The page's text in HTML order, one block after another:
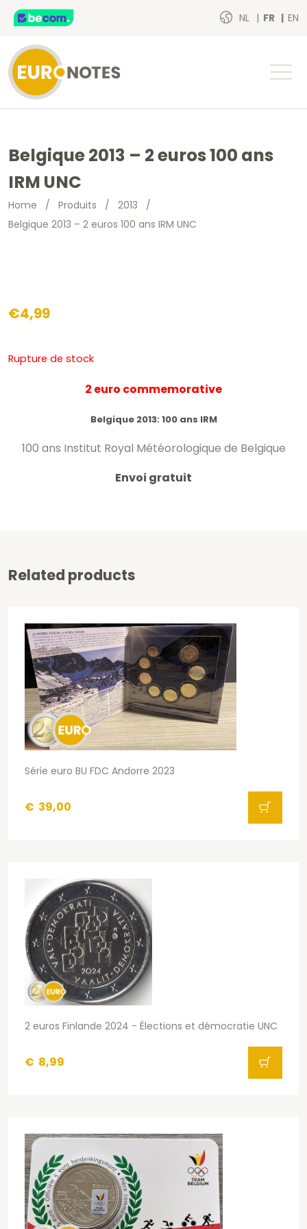
NL FR EN
Belgique 2013 – 2 euros 100 ans
IRM UNC
Home / Produits / 2013 /
Belgique 2013 – 2 euros 100 ans IRM UNC
€4,99
Rupture de stock
2 euro commemorative
Belgique 2013: 100 ans IRM
100 ans Institut Royal Météorologique de Belgique
Envoi gratuit
Related products
Série euro BU FDC Andorre 2023
€ 39,00
2 euros Finlande 2024 - Élections et démocratie UNC
€ 8,99